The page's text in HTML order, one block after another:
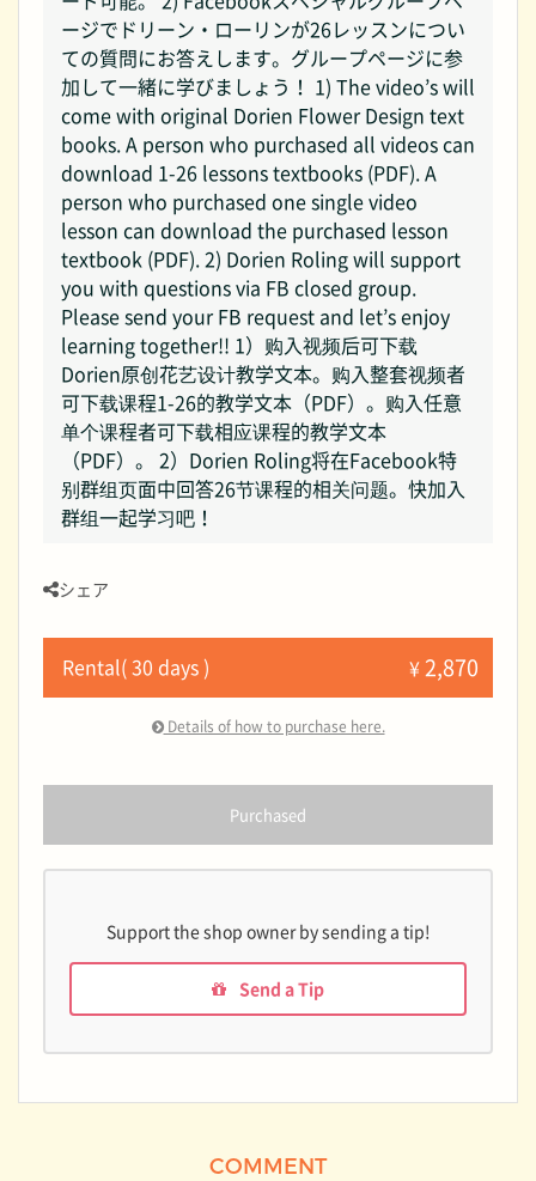
ージでドリーン・ローリンが26レッスンについ
ての質問にお答えします。グループページに参
加して一緒に学びましょう！ 1) The video’s will
come with original Dorien Flower Design text
books. A person who purchased all videos can
download 1-26 lessons textbooks (PDF). A
person who purchased one single video
lesson can download the purchased lesson
textbook (PDF). 2) Dorien Roling will support
you with questions via FB closed group.
Please send your FB request and let’s enjoy
learning together!! 1）购入视频后可下载
Dorien原创花艺设计教学文本。购入整套视频者
可下载课程1-26的教学文本（PDF）。购入任意
单个课程者可下载相应课程的教学文本
（PDF）。 2）Dorien Roling将在Facebook特
别群组页面中回答26节课程的相关问题。快加入
群组一起学习吧！
シェア
Rental( 30 days ) ¥2,870
Details of how to purchase here.
Purchased
Support the shop owner by sending a tip!
Send a Tip
COMMENT